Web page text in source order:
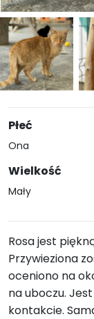
Płeć
Ona
Wielkość
Mały
Rosa jest
Przywieziona
oceniono na
na uboczu.
kontakcie.